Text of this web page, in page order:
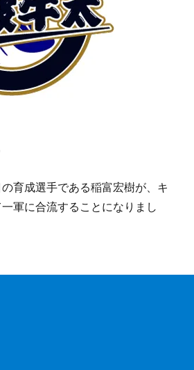
育成選手である稲富宏樹が、キ
軍に合流することになりまし